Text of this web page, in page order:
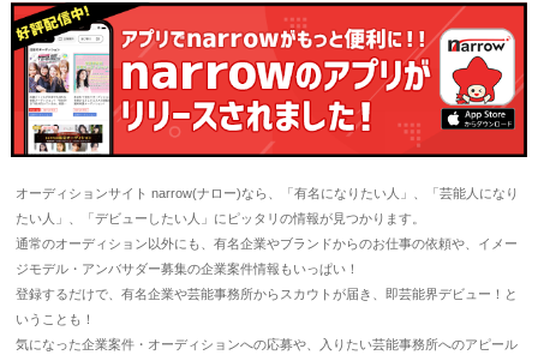
オーディションサイト narrow(ナロー)なら、「有名になりたい人」、「芸能人になり
たい人」、「デビューしたい人」にピッタリの情報が見つかります。
通常のオーディション以外にも、有名企業やブランドからのお仕事の依頼や、イメー
ジモデル・アンバサダー募集の企業案件情報もいっぱい！
登録するだけで、有名企業や芸能事務所からスカウトが届き、即芸能界デビュー！と
いうことも！
気になった企業案件・オーディションへの応募や、入りたい芸能事務所へのアピール